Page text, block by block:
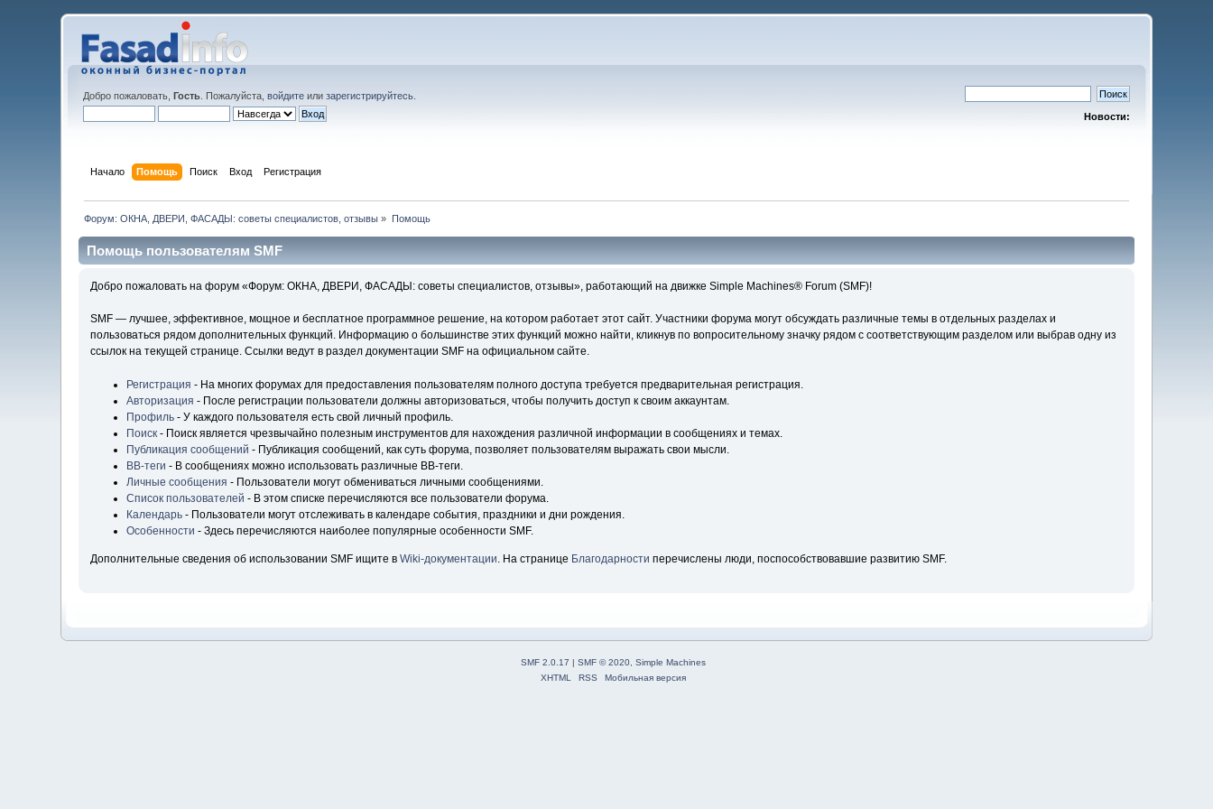
Добро пожаловать,Гость . Пожалуйста,войдите илизарегистрируйтесь
Новости:
Начало Помощь Поиск Вход Регистрация
Форум: ОКНА, ДВЕРИ, ФАСАДЫ: советы специалистов, отзывы » Помощь
Помощь пользователям SMF
Добро пожаловать на форум «Форум: ОКНА, ДВЕРИ, ФАСАДЫ: советы специалистов, отзывы», работающий на движке Simple Machines® Forum (SMF)!
SMF — лучшее, эффективное, мощное и бесплатное программное решение, на котором работает этот сайт. Участники форума могут обсуждать различные темы в отдельных разделах и
пользоваться рядом дополнительных функций. Информацию о большинстве этих функций можно найти, кликнув по вопросительному значку рядом с соответствующим разделом или выбрав одну из
ссылок на текущей странице. Ссылки ведут в раздел документации SMF на официальном сайте.
Регистрация - На многих форумах для предоставления пользователям полного доступа требуется предварительная регистрация.
Авторизация - После регистрации пользователи должны авторизоваться, чтобы получить доступ к своим аккаунтам.
Профиль- У каждого пользователя есть свой личный профиль.
Поиск- Поиск является чрезвычайно полезным инструментов для нахождения различной информации в сообщениях и темах.
Публикация сообщений - Публикация сообщений, как суть форума, позволяет пользователям выражать свои мысли.
BB-теги - В сообщениях можно использовать различные BB-теги.
Личные сообщения - Пользователи могут обмениваться личными сообщениями.
Список пользователей - В этом списке перечисляются все пользователи форума.
Календарь- Пользователи могут отслеживать в календаре события, праздники и дни рождения.
Особенности - Здесь перечисляются наиболее популярные особенности SMF.
Дополнительные сведения об использовании SMF ищите в Wiki-документации . На странице Благодарности перечислены люди, поспособствовавшие развитию SMF.
SMF 2.0.17 | SMF © 2020, Simple Machines
XHTML
RSS Мобильная версия